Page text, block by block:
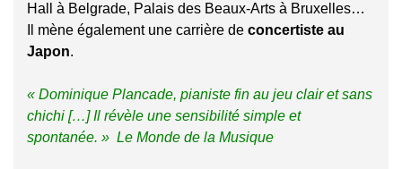
Hall à Belgrade, Palais des Beaux-Arts à Bruxelles…
Il mène également une carrière de concertiste au
Japon.
« Dominique Plancade, pianiste fin au jeu clair et sans
chichi […] Il révèle une sensibilité simple et
spontanée. » Le Monde de la Musique